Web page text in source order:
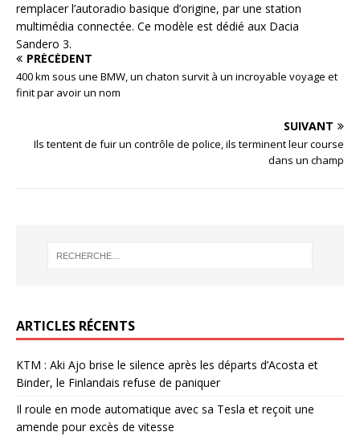
remplacer l’autoradio basique d’origine, par une station
multimédia connectée. Ce modèle est dédié aux Dacia
Sandero 3.
PRÉCÉDENT
400 km sous une BMW, un chaton survit à un incroyable voyage et
finit par avoir un nom
SUIVANT
Ils tentent de fuir un contrôle de police, ils terminent leur course
dans un champ
ARTICLES RÉCENTS
KTM : Aki Ajo brise le silence après les départs d’Acosta et
Binder, le Finlandais refuse de paniquer
Il roule en mode automatique avec sa Tesla et reçoit une
amende pour excès de vitesse